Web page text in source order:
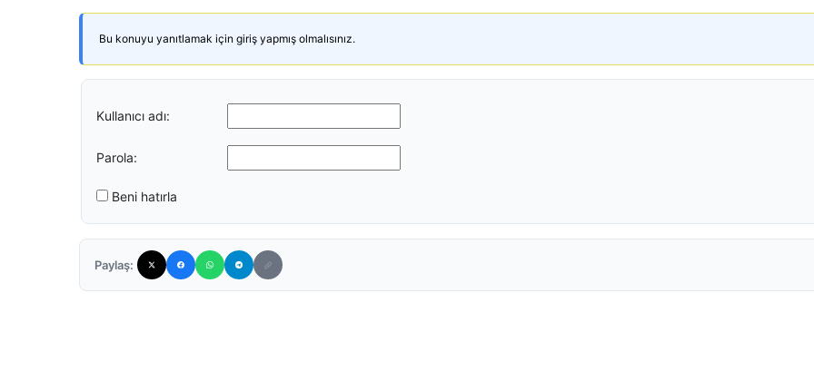
Bu konuyu yanıtlamak için giriş yapmış olmalısınız.
Kullanıcı adı:
Parola:
Beni hatırla
Paylaş: